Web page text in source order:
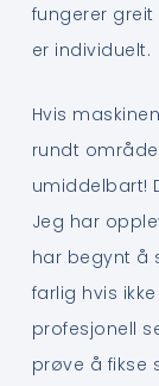
fungerer greit
er individuelt.
Hvis
rundt
umiddelbart!
Jeg har
har begynt å
farlig hvis
profesjonell
prøve å fikse